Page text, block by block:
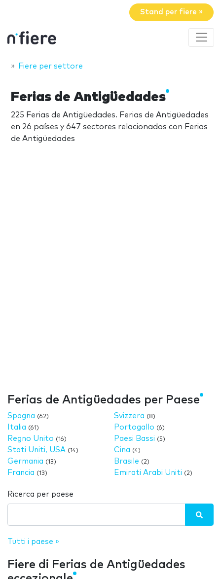
Stand per fiere »
Fiere per settore
Ferias de Antigüedades
225 Ferias de Antigüedades. Ferias de Antigüedades
en 26 países y 647 sectores relacionados con Ferias
de Antigüedades
Ferias de Antigüedades per Paese
Spagna (62)
Italia (61)
Regno Unito (16)
Stati Uniti, USA (14)
Germania (13)
Francia (13)
Svizzera (8)
Portogallo (6)
Paesi Bassi (5)
Cina (4)
Brasile (2)
Emirati Arabi Uniti (2)
Ricerca per paese
Tutti i paese »
Fiere di Ferias de Antigüedades